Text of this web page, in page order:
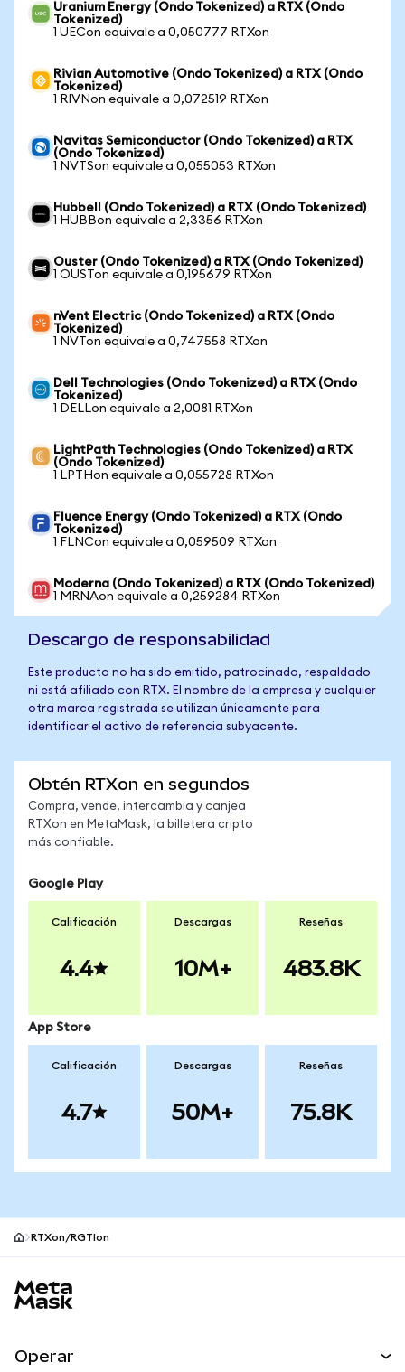
Uranium Energy (Ondo Tokenized) a RTX (Ondo
Tokenized)
1 UECon equivale a 0,050777 RTXon
Rivian Automotive (Ondo Tokenized) a RTX (Ondo
Tokenized)
1 RIVNon equivale a 0,072519 RTXon
Navitas Semiconductor (Ondo Tokenized) a RTX
(Ondo Tokenized)
1 NVTSon equivale a 0,055053 RTXon
Hubbell (Ondo Tokenized) a RTX (Ondo Tokenized)
1 HUBBon equivale a 2,3356 RTXon
Ouster (Ondo Tokenized) a RTX (Ondo Tokenized)
1 OUSTon equivale a 0,195679 RTXon
nVent Electric (Ondo Tokenized) a RTX (Ondo
Tokenized)
1 NVTon equivale a 0,747558 RTXon
Dell Technologies (Ondo Tokenized) a RTX (Ondo
Tokenized)
1 DELLon equivale a 2,0081 RTXon
LightPath Technologies (Ondo Tokenized) a RTX
(Ondo Tokenized)
1 LPTHon equivale a 0,055728 RTXon
Fluence Energy (Ondo Tokenized) a RTX (Ondo
Tokenized)
1 FLNCon equivale a 0,059509 RTXon
Moderna (Ondo Tokenized) a RTX (Ondo Tokenized)
1 MRNAon equivale a 0,259284 RTXon
Descargo de responsabilidad
Este producto no ha sido emitido, patrocinado, respaldado
ni está afiliado con RTX. El nombre de la empresa y cualquier
otra marca registrada se utilizan únicamente para
identificar el activo de referencia subyacente.
Obtén RTXon en segundos
Compra, vende, intercambia y canjea
RTXon en MetaMask, la billetera cripto
más confiable.
Google Play
Calificación
4.4
Descargas
10M+
Reseñas
483.8K
App Store
Calificación
4.7
Descargas
50M+
Reseñas
75.8K
RTXon/RGTIon
Operar